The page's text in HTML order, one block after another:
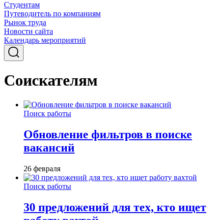
Студентам
Путеводитель по компаниям
Рынок труда
Новости сайта
Календарь мероприятий
Соискателям
Поиск работы
Обновление фильтров в поиске
вакансий
26 февраля
Поиск работы
30 предложений для тех, кто ищет